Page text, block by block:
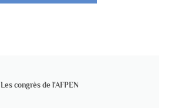
Les congrès de l'AFPEN